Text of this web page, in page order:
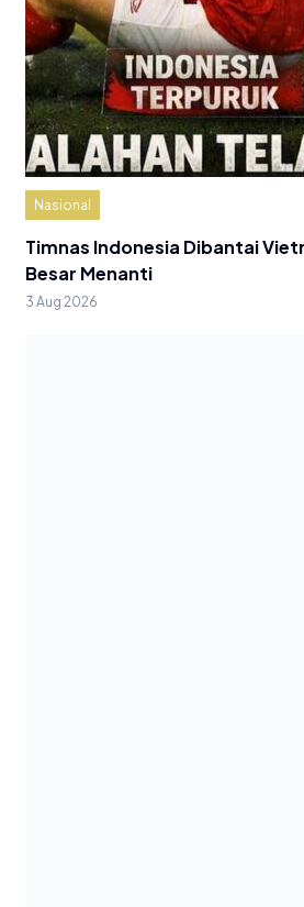
Nasional
Timnas Indonesia Dibantai
Besar Menanti
3 Aug 2026